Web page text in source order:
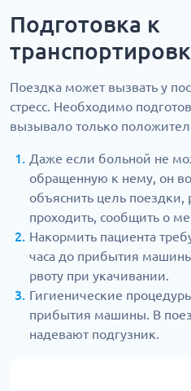
Подготовка к
Поездка может вызвать у
стресс. Необходимо
вызывало только
Даже если больной не
обращенную к нему, он
объяснить цель поездки,
проходить, сообщить о
Накормить пациента
часа до прибытия
рвоту при укачивании.
Гигиенические
прибытия машины. В
надевают подгузник.